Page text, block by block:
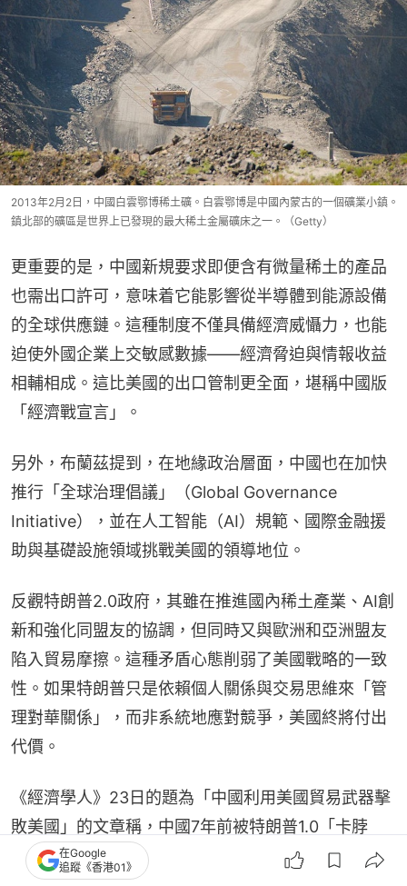
2013年2月2日，中國白雲鄂博稀土礦。白雲鄂博是中國內蒙古的一個礦業小鎮。
鎮北部的礦區是世界上已發現的最大稀土金屬礦床之一。（Getty）
更重要的是，中國新規要求即便含有微量稀土的產品
也需出口許可，意味着它能影響從半導體到能源設備
的全球供應鏈。這種制度不僅具備經濟威懾力，也能
迫使外國企業上交敏感數據——經濟脅迫與情報收益
相輔相成。這比美國的出口管制更全面，堪稱中國版
「經濟戰宣言」。
另外，布蘭茲提到，在地緣政治層面，中國也在加快
推行「全球治理倡議」（Global Governance
Initiative），並在人工智能（AI）規範、國際金融援
助與基礎設施領域挑戰美國的領導地位。
反觀特朗普2.0政府，其雖在推進國內稀土產業、AI創
新和強化同盟友的協調，但同時又與歐洲和亞洲盟友
陷入貿易摩擦。這種矛盾心態削弱了美國戰略的一致
性。如果特朗普只是依賴個人關係與交易思維來「管
理對華關係」，而非系統地應對競爭，美國終將付出
代價。
《經濟學人》23日的題為「中國利用美國貿易武器擊
敗美國」的文章稱，中國7年前被特朗普1.0「卡脖
子」的境遇下反思自身技術短板，並系統性地籌劃了
在Google
追蹤《香港01》